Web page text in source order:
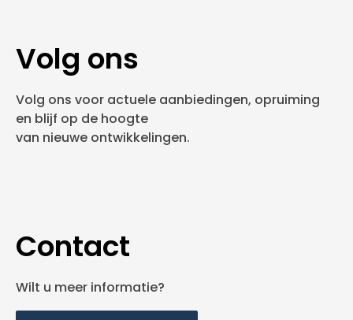
Volg ons
Volg ons voor actuele aanbiedingen, opruiming
en blijf op de hoogte
van nieuwe ontwikkelingen.
Contact
Wilt u meer informatie?